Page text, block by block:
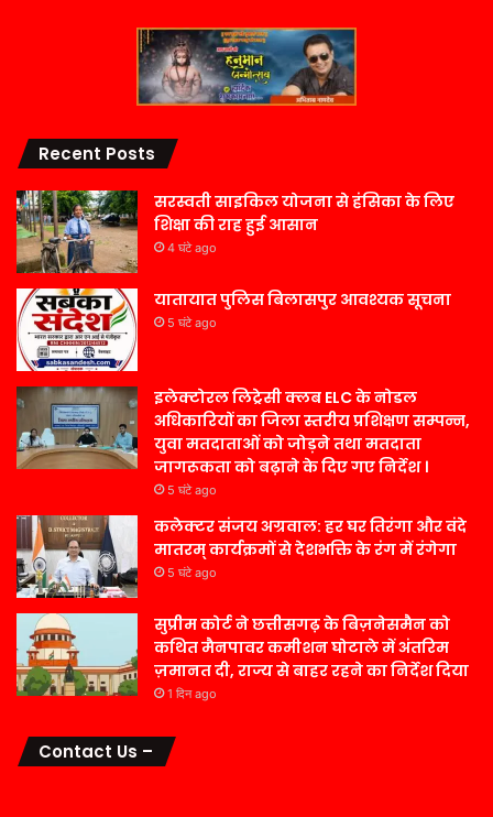
Recent Posts
सरस्वती साइकिल योजना से हंसिका के लिए
शिक्षा की राह हुई आसान
4 घंटे ago
यातायात पुलिस बिलासपुर आवश्यक सूचना
5 घंटे ago
इलेक्टोरल लिट्रेसी क्लब ELC के नोडल
अधिकारियों का जिला स्तरीय प्रशिक्षण सम्पन्न,
युवा मतदाताओं को जोड़ने तथा मतदाता
जागरूकता को बढ़ाने के दिए गए निर्देश ।
5 घंटे ago
कलेक्टर संजय अग्रवाल: हर घर तिरंगा और वंदे
मातरम् कार्यक्रमों से देशभक्ति के रंग में रंगेगा
5 घंटे ago
सुप्रीम कोर्ट ने छत्तीसगढ़ के बिज़नेसमैन को
कथित मैनपावर कमीशन घोटाले में अंतरिम
ज़मानत दी, राज्य से बाहर रहने का निर्देश दिया
1 दिन ago
Contact Us –